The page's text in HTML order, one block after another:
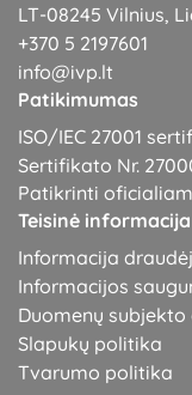
LT-08245 Vilnius,
+370 5 2197601
info@ivp.lt
Patikimumas
ISO/IEC 27001
Sertifikato Nr.
Patikrinti
Teisinė informacija
Informacija
Informacijos
Duomenų
Slapukų politika
Tvarumo politika